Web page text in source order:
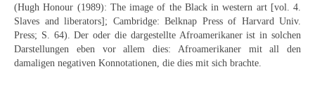
Stillleben
Neues
(Hugh Honour (1989): The image of the Black in western art [vol. 4.
Slaves and liberators]; Cambridge: Belknap Press of Harvard Univ.
Press; S. 64). Der oder die dargestellte Afroamerikaner ist in solchen
Darstellungen eben vor allem dies: Afroamerikaner mit all den
damaligen negativen Konnotationen, die dies mit sich brachte.